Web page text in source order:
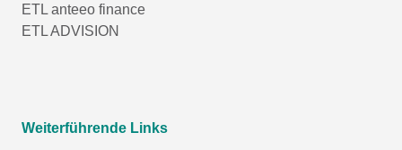
ETL anteeo finance
ETL ADVISION
Weiterführende Links